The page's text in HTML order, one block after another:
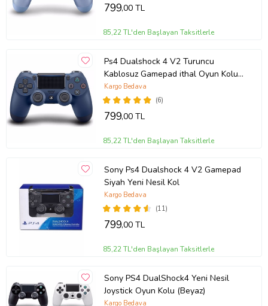
799,00 TL
85,22 TL'den Başlayan Taksitlerle
Ps4 Dualshock 4 V2 Turuncu
Kablosuz Gamepad ithal Oyun Kolu
Pc Uyumlu Ve Kablo (Lacivert)
(6)
Kargo Bedava
799,00 TL
85,22 TL'den Başlayan Taksitlerle
Sony Ps4 Dualshock 4 V2 Gamepad
Siyah Yeni Nesil Kol
(11)
Kargo Bedava
799,00 TL
85,22 TL'den Başlayan Taksitlerle
Sony PS4 DualShock4 Yeni Nesil
Joystick Oyun Kolu (Beyaz)
Kargo Bedava